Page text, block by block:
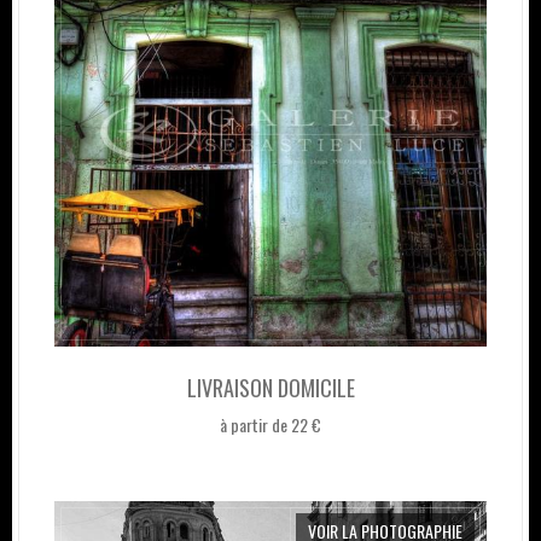
LIVRAISON DOMICILE
à partir de 22 €
VOIR LA PHOTOGRAPHIE